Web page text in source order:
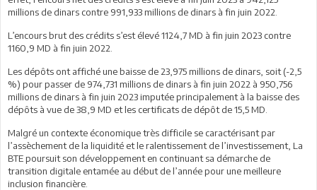
millions de dinars contre 991,933 millions de dinars à fin juin 2022.
L’encours brut des crédits s’est élevé 1124,7 MD à fin juin 2023 contre
1160,9 MD à fin juin 2022.
Les dépôts ont affiché une baisse de 23,975 millions de dinars, soit (-2,5
%) pour passer de 974,731 millions de dinars à fin juin 2022 à 950,756
millions de dinars à fin juin 2023 imputée principalement à la baisse des
dépôts à vue de 38,9 MD et les certificats de dépôt de 15,5 MD.
Malgré un contexte économique très difficile se caractérisant par
l’assèchement de la liquidité et le ralentissement de l’investissement, La
BTE poursuit son développement en continuant sa démarche de
transition digitale entamée au début de l’année pour une meilleure
inclusion financière.